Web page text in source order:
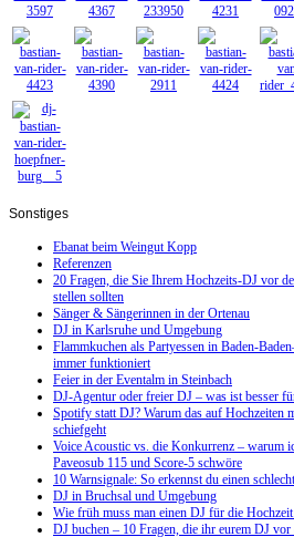
Sonstiges
Ebanat beim Weingut Kopp
Referenzen
20 Fragen, die Sie Ihrem Hochzeits-DJ vor
stellen sollten
Sänger & Sängerinnen in der Ortenau
DJ in Karlsruhe und Umgebung
Flammkuchen als Partyessen in Baden-
immer funktioniert
Feier in der Eventalm in Steinbach
DJ-Agentur oder freier DJ – was ist besser
Spotify statt DJ? Warum das auf Hochzeiten
schiefgeht
Voice Acoustic vs. die Konkurrenz – warum
Paveosub 115 und Score-5 schwöre
10 Warnsignale: So erkennst du einen
DJ in Bruchsal und Umgebung
Wie früh muss man einen DJ für die Hochzeit
DJ buchen – 10 Fragen, die ihr eurem DJ